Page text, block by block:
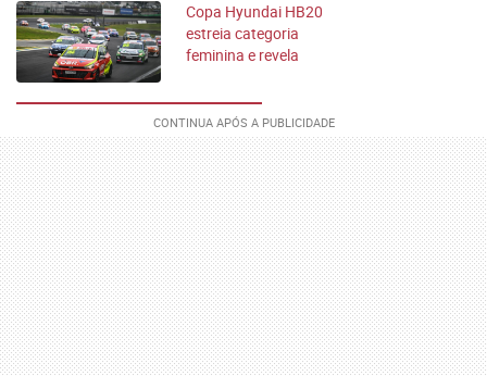
Copa Hyundai HB20
estreia categoria
feminina e revela